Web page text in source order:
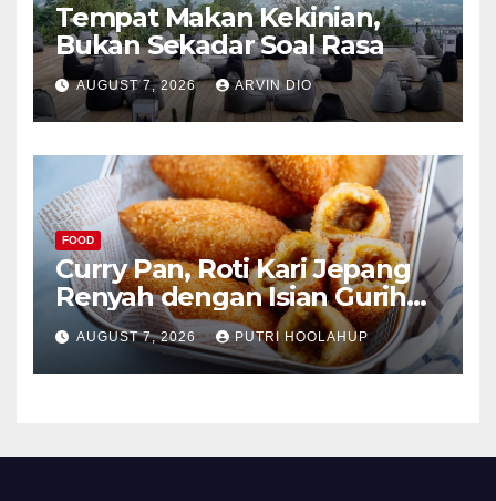
Tempat Makan Kekinian,
Bukan Sekadar Soal Rasa
AUGUST 7, 2026 ARVIN DIO
FOOD
Curry Pan, Roti Kari Jepang
Renyah dengan Isian Gurih
Menggoda
AUGUST 7, 2026 PUTRI HOOLAHUP